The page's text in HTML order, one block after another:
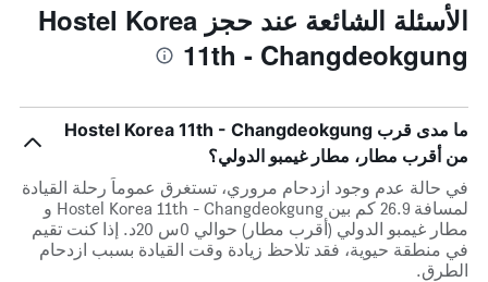
الأسئلة الشائعة عند حجز Hostel Korea
11th - Changdeokgung
ما مدى قرب Hostel Korea 11th - Changdeokgung
من أقرب مطار، مطار غيمبو الدولي؟
في حالة عدم وجود ازدحام مروري، تستغرق عموماً رحلة القيادة
لمسافة 26.9 كم بين Hostel Korea 11th - Changdeokgung و
مطار غيمبو الدولي (أقرب مطار) حوالي 0س 20د. إذا كنت تقيم
في منطقة حيوية، فقد تلاحظ زيادة وقت القيادة بسبب ازدحام
الطرق.